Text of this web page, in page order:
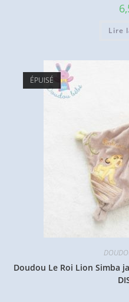
Lire
ÉPUISÉ
Doudou Le Roi Lion Simba